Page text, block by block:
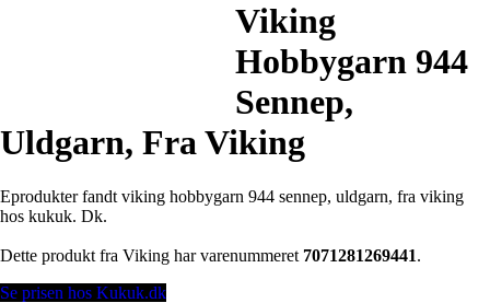
Viking
Hobbygarn 944
Sennep,
Uldgarn, Fra Viking
Eprodukter fandt viking hobbygarn 944 sennep, uldgarn, fra viking
hos kukuk. Dk.
Dette produkt fra Viking har varenummeret 7071281269441.
Se prisen hos Kukuk.dk